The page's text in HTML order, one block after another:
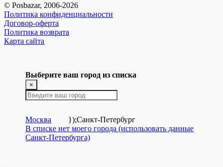
© Posbazar, 2006-2026
Политика конфиденциальности
Договор-оферта
Политика возврата
Карта сайта
Выберите ваш город из списка
×
Москва });Санкт-Петербург
В списке нет моего города (использовать данные
Санкт-Петербурга)